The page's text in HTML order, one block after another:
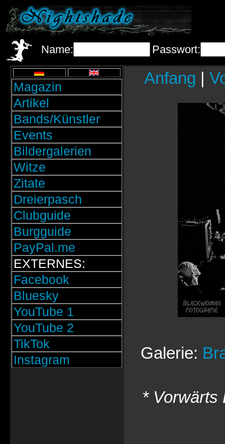
Name: Passwort:
Magazin
Artikel
Bands/Künstler
Events
Bildergalerien
Witze
Zitate
Dreierpasch
Clubguide
Burgguide
PayPal.me
EXTERNES:
Facebook
Bluesky
YouTube 1
YouTube 2
TikTok
Instagram
Anfang |
Galerie:
* Vorwärts